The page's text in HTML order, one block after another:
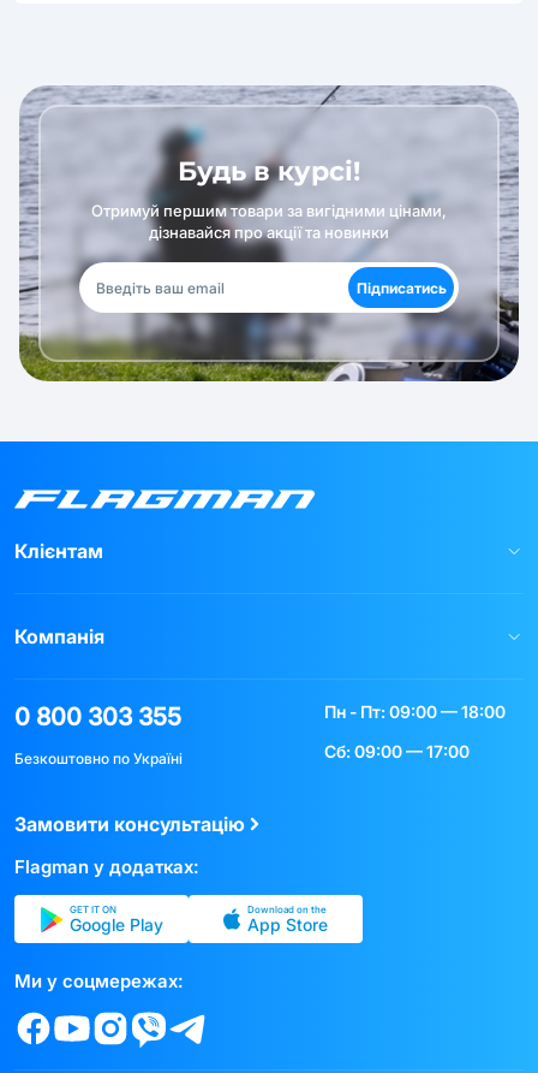
Будь в курсі!
Отримуй першим товари за вигідними цінами,
дізнавайся про акції та новинки
Підписатись
Клієнтам
Компанія
0 800 303 355
Безкоштовно по Україні
Пн - Пт: 09:00 — 18:00
Сб: 09:00 — 17:00
Замовити консультацію
Flagman у додатках:
GET IT ON
Google Play
Download on the
App Store
Ми у соцмережах: